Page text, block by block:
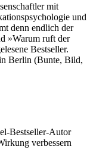
mit
und
denn endlich der
»Warum ruft der
Bestseller.
Berlin (Bunte, Bild,
Bestseller-Autor
verbessern